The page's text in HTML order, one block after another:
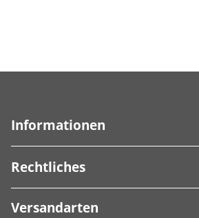
Informationen
Rechtliches
Versandarten